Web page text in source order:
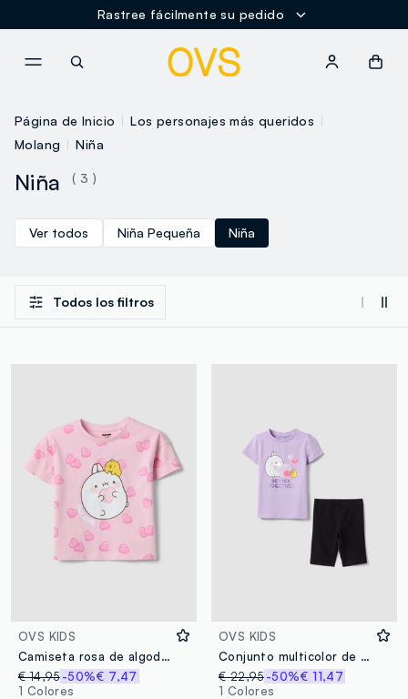
Rastree fácilmente su pedido
Página de Inicio
Los personajes más queridos
Molang
Niña
Niña ( 3 )
Ver todos Niña Pequeña Niña
Todos los filtros
OVS KIDS
Camiseta rosa de algodón elástico con estampado para niña
€ 14,95-50%€ 7,47
1 Colores
OVS KIDS
Conjunto multicolor de algodón elástico para niña
€ 22,95 -50%€ 11,47
1 Colores